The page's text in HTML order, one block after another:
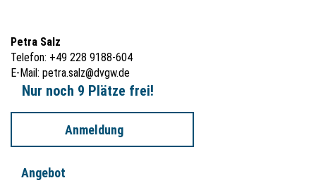
Petra Salz
Telefon: +49 228 9188-604
E-Mail: petra.salz@dvgw.de
Nur noch 9 Plätze frei!
Anmeldung
Angebot